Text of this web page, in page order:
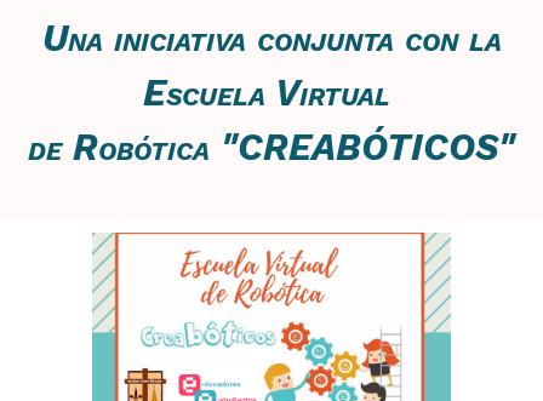
Una iniciativa conjunta con la
Escuela Virtual
de Robótica "CREABÓTICOS"